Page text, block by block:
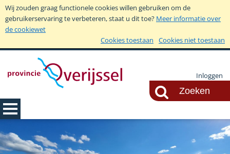
Wij zouden graag functionele cookies willen gebruiken om de
gebruikerservaring te verbeteren, staat u dit toe? Meer informatie over
de cookiewet
Cookies toestaan
Cookies niet toestaan
Inloggen